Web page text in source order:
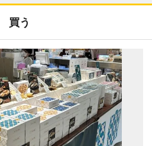
買う